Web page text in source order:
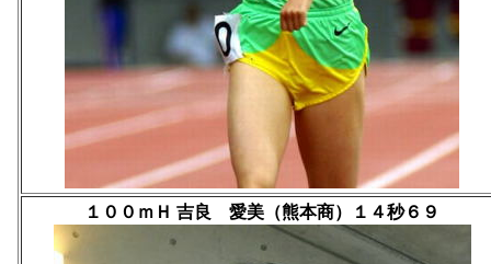
１００ｍＨ 吉良 愛美（熊本商）１４秒６９